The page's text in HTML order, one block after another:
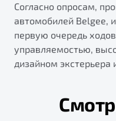
Согласно опросам,
автомобилей Belgee,
первую очередь
управляемостью,
дизайном экстерьера